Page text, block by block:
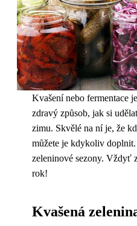
Kvašení nebo fermentace
zdravý způsob, jak si
zimu. Skvělé na ní je, že
můžete je kdykoliv
zeleninové sezony. Vždyť
rok!
Kvašená